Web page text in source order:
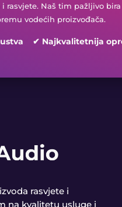
rasvjete. Naš tim pažljivo
vodećih proizvođača.
✔ Najkvalitetnija
rasvjete i
na kvalitetu usluge i